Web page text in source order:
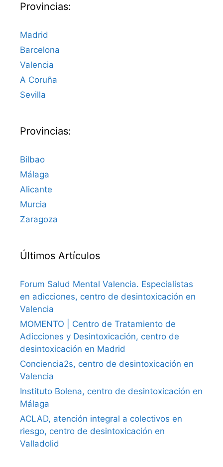
Provincias:
Madrid
Barcelona
Valencia
A Coruña
Sevilla
Provincias:
Bilbao
Málaga
Alicante
Murcia
Zaragoza
Últimos Artículos
Forum Salud Mental Valencia. Especialistas
en adicciones, centro de desintoxicación en
Valencia
MOMENTO | Centro de Tratamiento de
Adicciones y Desintoxicación, centro de
desintoxicación en Madrid
Conciencia2s, centro de desintoxicación en
Valencia
Instituto Bolena, centro de desintoxicación en
Málaga
ACLAD, atención integral a colectivos en
riesgo, centro de desintoxicación en
Valladolid